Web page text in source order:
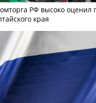
РФ высоко
края